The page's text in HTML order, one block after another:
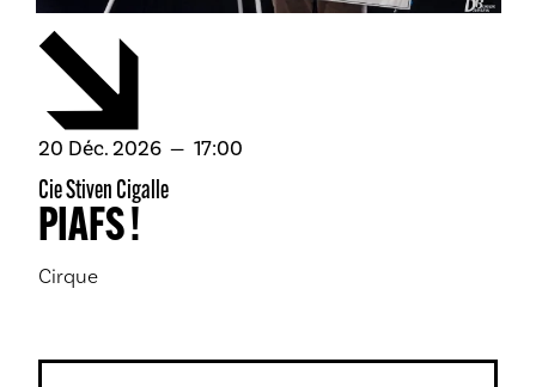
Cie Stiven Cigalle
PIAFS !
Cirque
20 décembre
Déc. 2026 17:00